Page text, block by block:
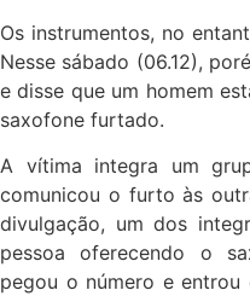
Os instrumentos, no
Nesse sábado (06.12),
e disse que um homem
saxofone furtado.
A vítima integra um
comunicou o furto às
divulgação, um dos
pessoa oferecendo o
pegou o número e